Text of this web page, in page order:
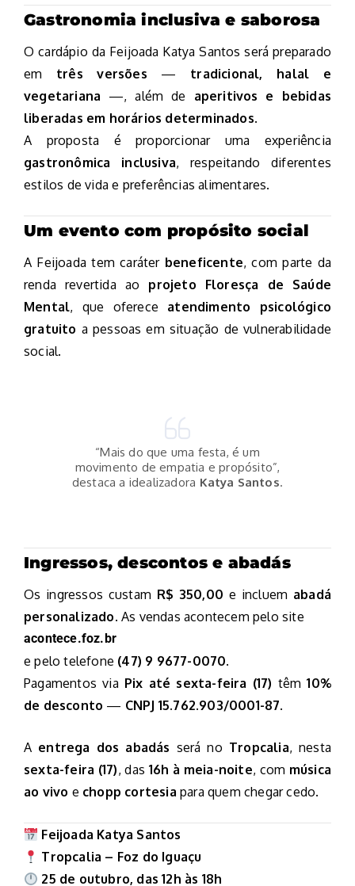
Gastronomia inclusiva e saborosa
O cardápio da Feijoada Katya Santos será preparado
em três versões — tradicional, halal e
vegetariana —, além de aperitivos e bebidas
liberadas em horários determinados.
A proposta é proporcionar uma experiência
gastronômica inclusiva, respeitando diferentes
estilos de vida e preferências alimentares.
Um evento com propósito social
A Feijoada tem caráter beneficente, com parte da
renda revertida ao projeto Floresça de Saúde
Mental, que oferece atendimento psicológico
gratuito a pessoas em situação de vulnerabilidade
social.
“Mais do que uma festa, é um
movimento de empatia e propósito”,
destaca a idealizadora Katya Santos.
Ingressos, descontos e abadás
Os ingressos custam R$ 350,00 e incluem abadá
personalizado. As vendas acontecem pelo site
acontece.foz.br
e pelo telefone (47) 9 9677-0070.
Pagamentos via Pix até sexta-feira (17) têm10%
de desconto — CNPJ 15.762.903/0001-87.
A entrega dos abadás será no Tropcalia, nesta
sexta-feira (17), das 16h à meia-noite, com música
ao vivo e chopp cortesia para quem chegar cedo.
Feijoada Katya Santos
Tropcalia – Foz do Iguaçu
25 de outubro, das 12h às 18h